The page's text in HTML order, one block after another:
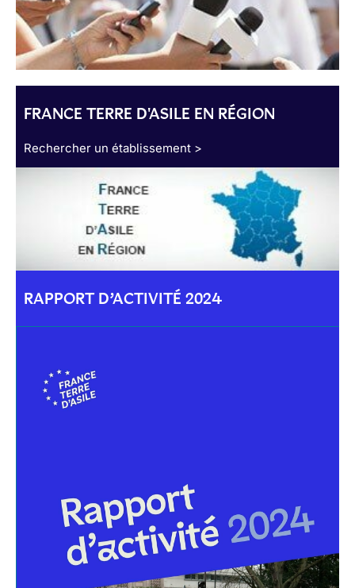
FRANCE TERRE D'ASILE EN RÉGION
Rechercher un établissement >
RAPPORT D’ACTIVITÉ 2024